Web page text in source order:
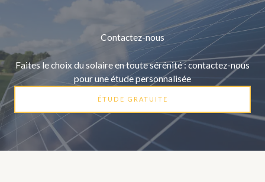
Contactez-nous
Faites le choix du solaire en toute sérénité : contactez-nous
pour une étude personnalisée
ÉTUDE GRATUITE